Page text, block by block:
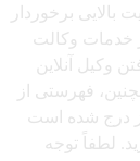
برخوردار
خدمات وکالت
وکیل آنلاین
فهرستی از
درج شده است
لطفاً توجه